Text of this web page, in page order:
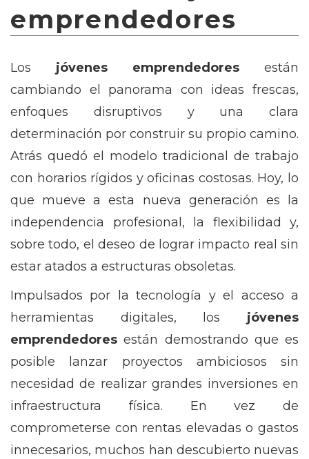
emprendedores
Los jóvenes emprendedores están
cambiando el panorama con ideas frescas,
enfoques disruptivos y una clara
determinación por construir su propio camino.
Atrás quedó el modelo tradicional de trabajo
con horarios rígidos y oficinas costosas. Hoy, lo
que mueve a esta nueva generación es la
independencia profesional, la flexibilidad y,
sobre todo, el deseo de lograr impacto real sin
estar atados a estructuras obsoletas.
Impulsados por la tecnología y el acceso a
herramientas digitales, los jóvenes
emprendedores están demostrando que es
posible lanzar proyectos ambiciosos sin
necesidad de realizar grandes inversiones en
infraestructura física. En vez de
comprometerse con rentas elevadas o gastos
innecesarios, muchos han descubierto nuevas